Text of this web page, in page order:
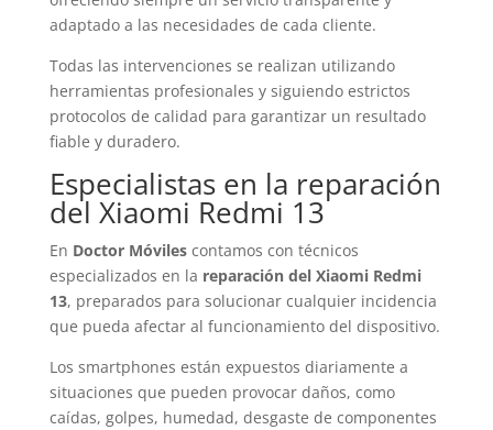
adaptado a las necesidades de cada cliente.
Todas las intervenciones se realizan utilizando
herramientas profesionales y siguiendo estrictos
protocolos de calidad para garantizar un resultado
fiable y duradero.
Especialistas en la reparación
del Xiaomi Redmi 13
En Doctor Móvilescontamos con técnicos
especializados en la reparación del Xiaomi Redmi
13, preparados para solucionar cualquier incidencia
que pueda afectar al funcionamiento del dispositivo.
Los smartphones están expuestos diariamente a
situaciones que pueden provocar daños, como
caídas, golpes, humedad, desgaste de componentes